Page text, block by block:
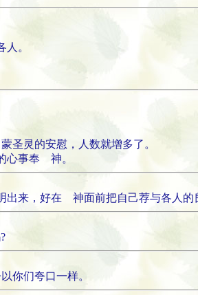
。
圣灵的安慰，人数就增多了。
心事奉 神。
出来，好在 神面前把自己荐与各人的
你们夸口一样。